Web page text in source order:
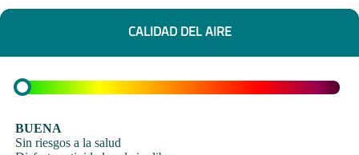
CALIDAD DEL AIRE
BUENA
Sin riesgos a la salud